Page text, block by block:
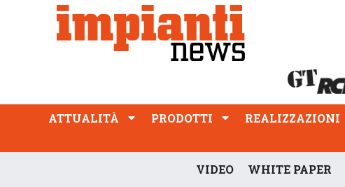
ATTUALITÀ PRODOTTI REALIZZAZIONI
PROFESSIONE
ATTUALITÀ PRODOTTI REALIZZAZIONI
VIDEO WHITE PAPER